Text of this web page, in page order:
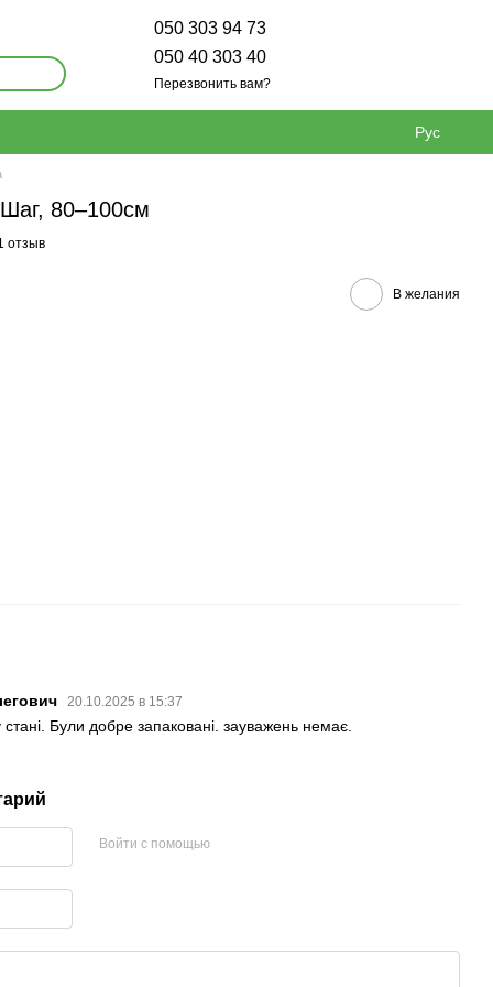
050 303 94 73
050 40 303 40
Перезвонить вам?
Рус
80–100см
отзыв
В желания
20.10.2025 в 15:37
Були добре запаковані. зауважень немає.
Войти с помощью